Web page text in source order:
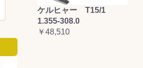
ケルヒャー T15/1
1.355-308.0
￥48,510